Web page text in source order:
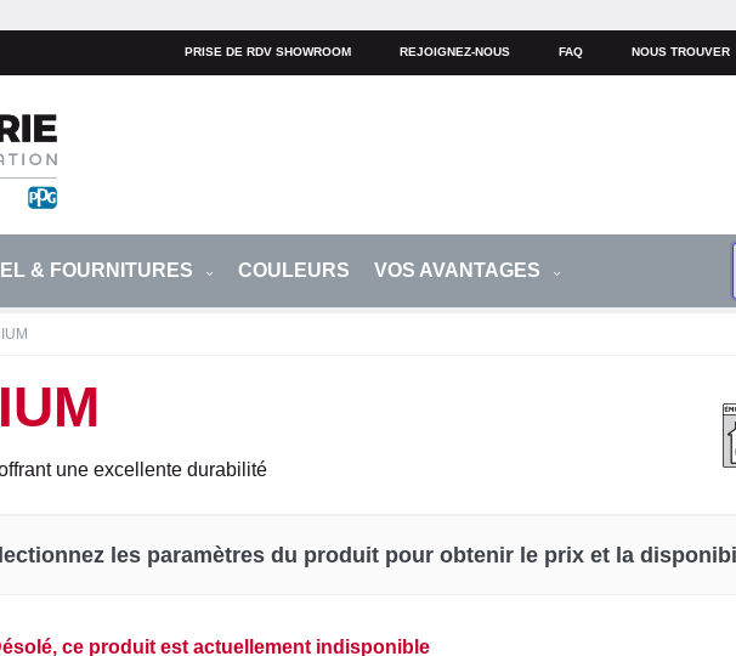
PRISE DE RDV SHOWROOM REJOIGNEZ-NOUS FAQ NOUS TROUVER
& FOURNITURES COULEURS VOS AVANTAGES
une excellente durabilité
les paramètres du produit pour obtenir le prix et la
ce produit est actuellement indisponible